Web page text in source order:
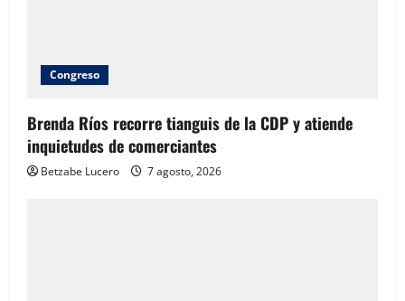
Congreso
Brenda Ríos recorre tianguis de la CDP y atiende
inquietudes de comerciantes
Betzabe Lucero 7 agosto, 2026